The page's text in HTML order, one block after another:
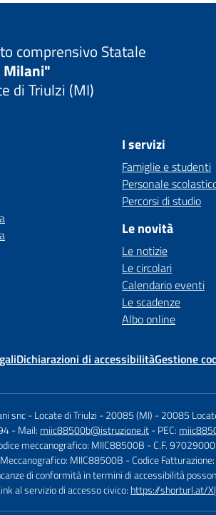
comprensivo Statale
Milani"
di Triulzi (MI)
I servizi
Famiglie e studenti
Personale
Percorsi di studio
Le novità
Le notizie
Le circolari
Calendario eventi
Le scadenze
Albo online
Dichiarazioni di accessibilitàGestione
snc - Locate di Triulzi - 20085 (MI) -20085
- Mail: miic88500b@istruzione.it- PEC:
meccanografico: MIIC88500B - C.F.
MIIC88500B - Codice
di conformità in termini di accessibilità
al servizio di accesso civico: https://shorturl.at/